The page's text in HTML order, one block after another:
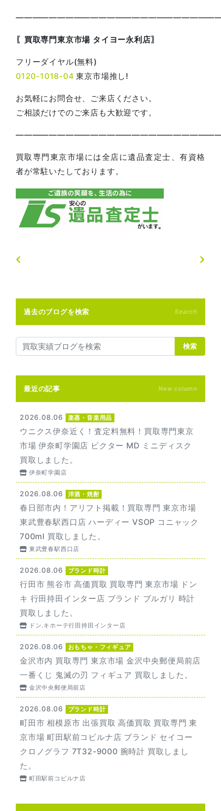
〖買取専門東京市場 タイヨー永利店〗
フリーダイヤル(無料)
0120-1018-04 東京市場推し!
お気軽にお問合せ、ご来店ください。
ご相談だけでのご来店も大歓迎です。
買取専門東京市場には全店に遺品査定士、有資格
者が常駐いたしております。
過去のブログを検索 Search
検索
最近の記事 New column
2026.08.06 楽器・音楽用品
ウニクス伊奈近く！査定料無料！買取専門東京
市場 伊奈町学園店 ビクター MD ミニディスク
買取しました。
伊奈町学園店
2026.08.06 洋酒・焼酎
春日部市内！アリフト掲載！買取専門 東京市場
東武豊春駅西口店 ハーディー VSOP コニャック
700ml 買取しました。
東武豊春駅西口店
2026.08.06 ブランド時計
行田市 熊谷市 高価買取 買取専門 東京市場 ドン
キ 行田持田インター店 ブランド ブルガリ 時計
買取しました。
ドン.キホーテ行田持田インター店
2026.08.06 おもちゃ・フィギュア
金沢市内 買取専門 東京市場 金沢中央郵便局前店
一番くじ 鬼滅の刃 フィギュア 買取しました。
金沢中央郵便局前店
2026.08.06 ブランド時計
町田市 相模原市 出張買取 高価買取 買取専門 東
京市場 町田駅前コビルナ店 ブランド セイコー
クロノグラフ 7T32-9000 腕時計 買取しまし
た。
町田駅前コビルナ店